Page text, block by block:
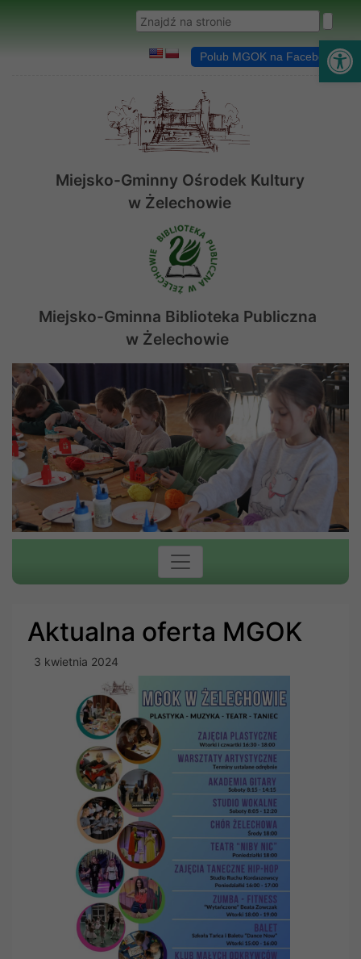
Wyszukaj w serwisie
Polub MGOK na Facebooku
Miejsko-Gminny Ośrodek Kultury
w Żelechowie
Miejsko-Gminna Biblioteka Publiczna
w Żelechowie
Aktualna oferta MGOK
3 kwietnia 2024